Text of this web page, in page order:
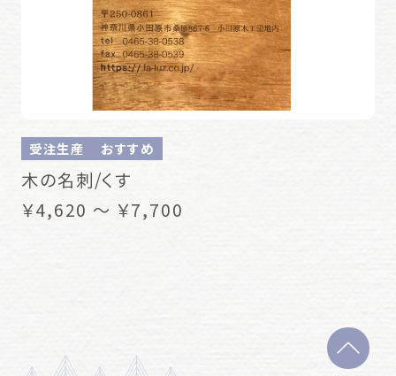
受注生産 おすすめ
木の名刺/くす
￥4,620 ～ ￥7,700